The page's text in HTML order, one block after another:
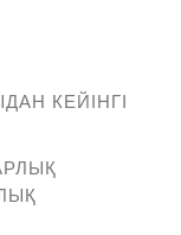
КЕЙІНГІ